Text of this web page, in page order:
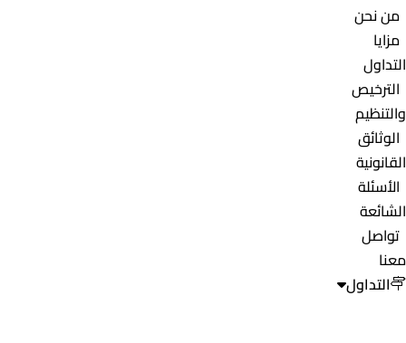
من نحن
مزايا
التداول
الترخيص
والتنظيم
الوثائق
القانونية
الأسئلة
الشائعة
تواصل
معنا
التداول